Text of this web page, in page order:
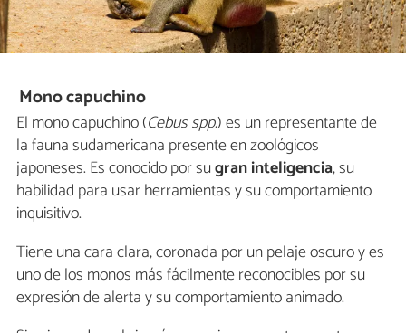
Mono capuchino
El mono capuchino (Cebus spp.) es un representante de
la fauna sudamericana presente en zoológicos
japoneses. Es conocido por sugran inteligencia, su
habilidad para usar herramientas y su comportamiento
inquisitivo.
Tiene una cara clara, coronada por un pelaje oscuro y es
uno de los monos más fácilmente reconocibles por su
expresión de alerta y su comportamiento animado.